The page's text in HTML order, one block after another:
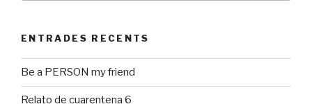
ENTRADES RECENTS
Be a PERSON my friend
Relato de cuarentena 6